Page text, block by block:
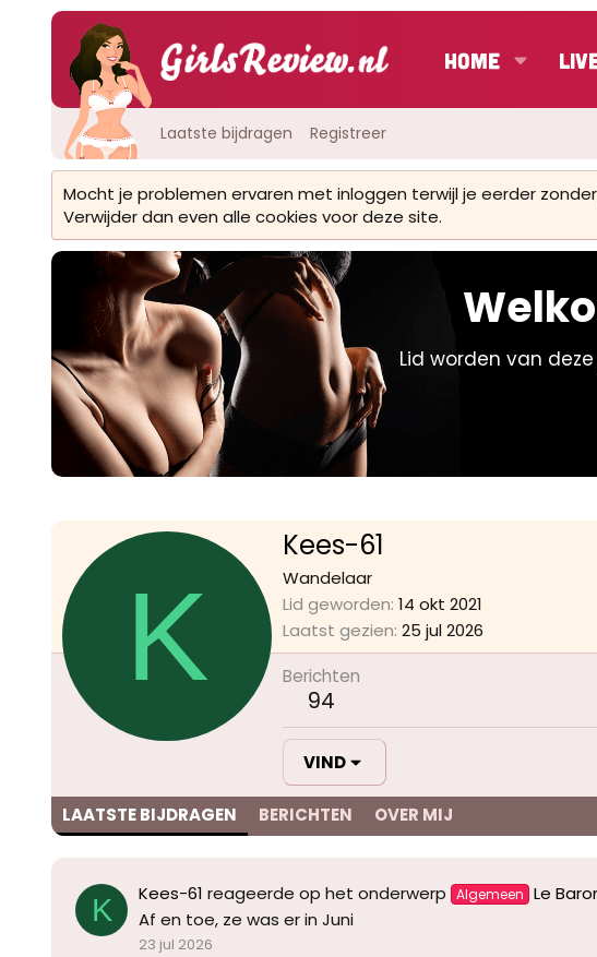
Home
Laatste bijdragen Registreer
Mocht je problemen ervaren met inloggen terwijl je eerder
Verwijder dan even alle cookies voor deze site.
Lid worden van
K
Kees-61
Wandelaar
Lid geworden 14 okt 2021
Laatst gezien 25 jul 2026
Berichten
94
VIND
LAATSTE BIJDRAGEN BERICHTEN OVER MIJ
K Kees-61 reageerde op het onderwerp Algemeen Le
Af en toe, ze was er in Juni
23 jul 2026